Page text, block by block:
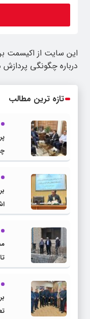
این سایت از اکیسمت
درباره چگونگی پردازش
تازه ترین مطالب